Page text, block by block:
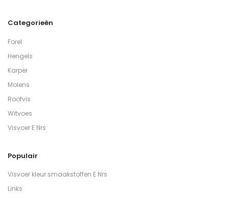
Categorieën
Forel
Hengels
Karper
Molens
Roofvis
Witvoes
Visvoer E Nrs
Populair
Visvoer kleur smaakstoffen E Nrs
Links